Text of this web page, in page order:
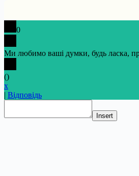
0
Ми любимо ваші думки, будь ласка,
()
x
| Відповідь
Insert